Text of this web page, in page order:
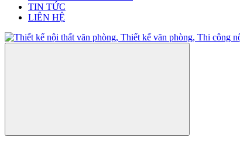
TIN TỨC
LIÊN HỆ